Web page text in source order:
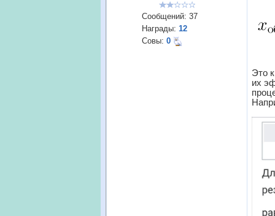
Сообщений: 37
Награды: 12
Совы: 0
Это
их